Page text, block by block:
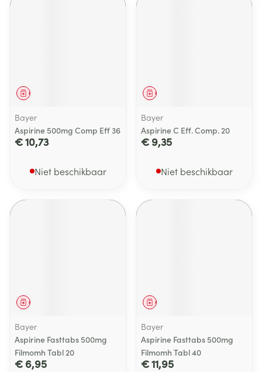
Geneesmiddel
Bayer
Aspirine 500mg Comp Eff 36
€ 10,73
Niet beschikbaar
Geneesmiddel
Bayer
Aspirine C Eff. Comp. 20
€ 9,35
Niet beschikbaar
Geneesmiddel
Bayer
Aspirine Fasttabs 500mg
Filmomh Tabl 20
€ 6,95
Geneesmiddel
Bayer
Aspirine Fasttabs 500mg
Filmomh Tabl 40
€ 11,95